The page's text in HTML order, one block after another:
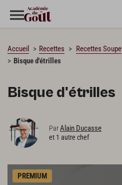
Accueil Recettes Recettes Soupe
Bisque d'étrilles
Bisque d'étrilles
ParAlain Ducasse
et 1 autre chef
PREMIUM
CHARGEMENT…